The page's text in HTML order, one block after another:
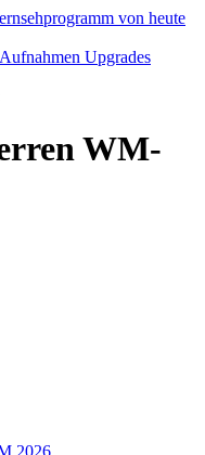
Aufnahmen Upgrades
WM-
2026